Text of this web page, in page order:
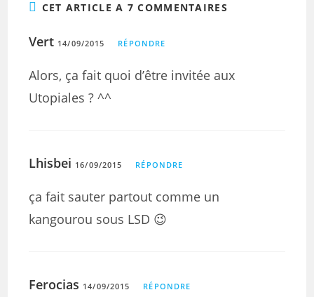
CET ARTICLE A 7 COMMENTAIRES
Vert 14/09/2015 RÉPONDRE
Alors, ça fait quoi d’être invitée aux
Utopiales ? ^^
Lhisbei 16/09/2015 RÉPONDRE
ça fait sauter partout comme un
kangourou sous LSD 😉
Ferocias 14/09/2015 RÉPONDRE